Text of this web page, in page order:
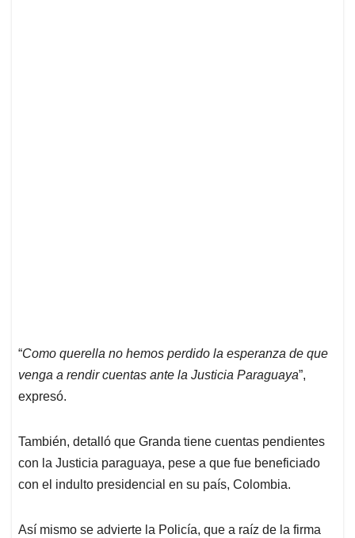
“Como querella no hemos perdido la esperanza de que
venga a rendir cuentas ante la Justicia Paraguaya”,
expresó.
También, detalló que Granda tiene cuentas pendientes
con la Justicia paraguaya, pese a que fue beneficiado
con el indulto presidencial en su país, Colombia.
Así mismo se advierte la Policía, que a raíz de la firma